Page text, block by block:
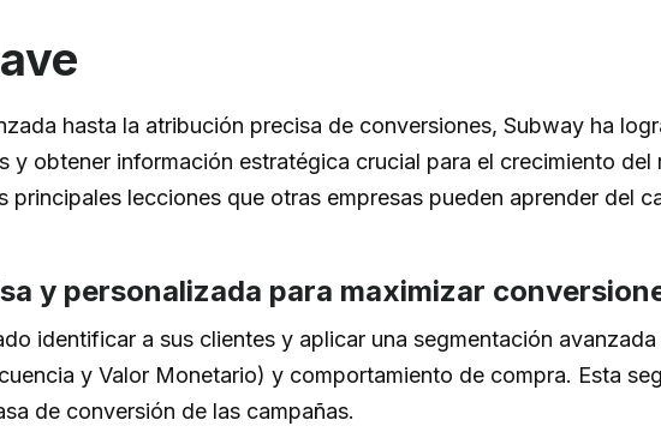
hasta la atribución precisa de conversiones, Subway ha
y obtener información estratégica crucial para el crecimiento del
principales lecciones que otras empresas pueden aprender del
y personalizada para maximizar
identificar a sus clientes y aplicar una segmentación avanzada
y Valor Monetario) y comportamiento de compra. Esta
de conversión de las campañas.